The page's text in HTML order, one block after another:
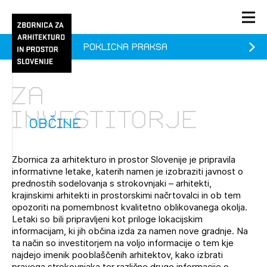
PRIJAVA
Aktualno
Praksa
O ZAPS
1/1
Pozdravljeni
Prijavite se s svojim ZAPS uporabniškim imenom in geslom.
PRIJAVITE SE
občine
Za
investitorje
Poklicna praksa
Zbornica za arhitekturo in prostor Slovenije je pripravila
informativne letake, katerih namen je izobraziti javnost o
prednostih sodelovanja s strokovnjaki – arhitekti,
krajinskimi arhitekti in prostorskimi načrtovalci in ob tem
opozoriti na pomembnost kvalitetno oblikovanega okolja.
Letaki so bili pripravljeni kot priloge lokacijskim
informacijam, ki jih občina izda za namen nove gradnje. Na
ta način so investitorjem na voljo informacije o tem kje
najdejo imenik pooblaščenih arhitektov, kako izbrati
1/1
prijava
1/2
Prijava na novičnik
Ostanite na tekočem z novicami in se naročite na
Novičnike. Označite svojo izbiro.
Novičnike vam bomo pošiljali na vaš elektronski naslov.
Mesečni novičnik
Novičnik izobraževanj